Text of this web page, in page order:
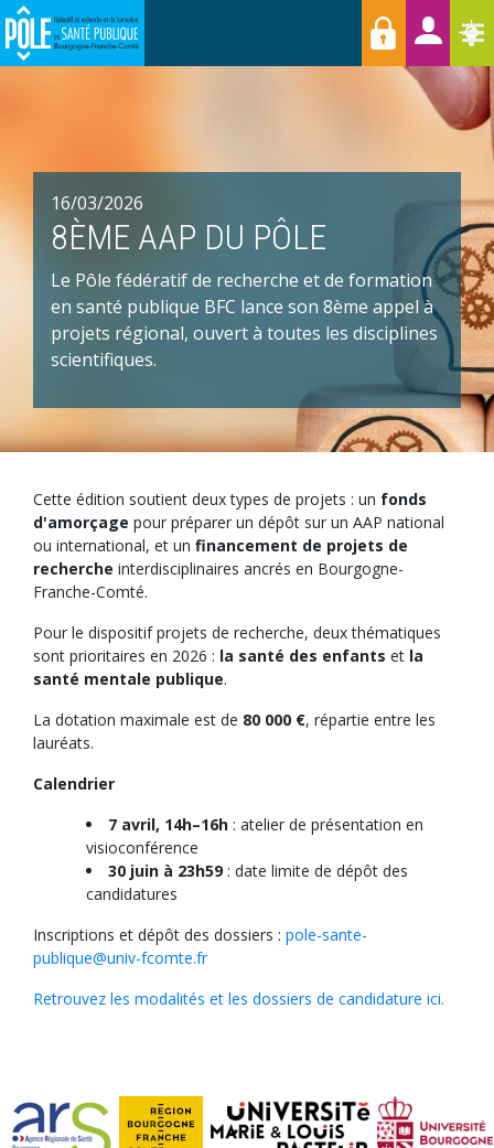
Aller
au
contenu
T
Menu
Raccourcis
16/03/2026
8ÈME AAP DU PÔLE
Le Pôle fédératif de recherche et de formation
en santé publique BFC lance son 8ème appel à
projets régional, ouvert à toutes les disciplines
scientifiques.
Cette édition soutient deux types de projets : un fonds
d'amorçage pour préparer un dépôt sur un AAP national
ou international, et un financement de projets de
recherche interdisciplinaires ancrés en Bourgogne-
Franche-Comté.
Pour le dispositif projets de recherche, deux thématiques
sont prioritaires en 2026 : la santé des enfants et la
santé mentale publique.
La dotation maximale est de 80 000 €, répartie entre les
lauréats.
Calendrier
7 avril, 14h–16h : atelier de présentation en
visioconférence
30 juin à 23h59 : date limite de dépôt des
candidatures
Inscriptions et dépôt des dossiers : pole-sante-
publique@univ-fcomte.fr
Retrouvez les modalités et les dossiers de candidature ici.